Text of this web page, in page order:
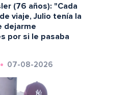
(76 años): "Cada
viaje, Julio tenía la
dejarme
por si le pasaba
07-08-2026